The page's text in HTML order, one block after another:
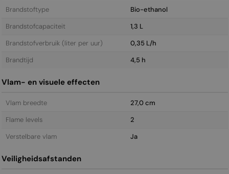
Brandstoftype
Bio-ethanol
Brandstofcapaciteit
1,3 L
Brandstofverbruik (liter per uur)
0,35 L/h
Brandtijd
4,5 h
Vlam- en visuele effecten
Vlam breedte
27,0 cm
Flame levels
2
Verstelbare vlam
Ja
Veiligheidsafstanden